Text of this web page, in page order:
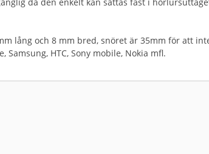
lång och 8 mm bred, snöret är 35mm för att
Samsung, HTC, Sony mobile, Nokia mfl.